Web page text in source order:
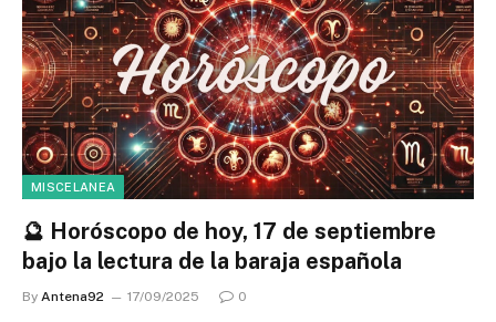
MISCELANEA
🔮 Horóscopo de hoy, 17 de septiembre
bajo la lectura de la baraja española
By Antena92 17/09/2025 0